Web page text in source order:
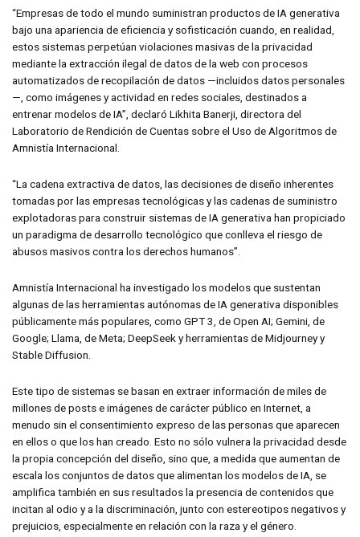
“Empresas de todo el mundo suministran productos de IA generativa
bajo una apariencia de eficiencia y sofisticación cuando, en realidad,
estos sistemas perpetúan violaciones masivas de la privacidad
mediante la extracción ilegal de datos de la web con procesos
automatizados de recopilación de datos —incluidos datos personales
—, como imágenes y actividad en redes sociales, destinados a
entrenar modelos de IA”, declaró Likhita Banerji, directora del
Laboratorio de Rendición de Cuentas sobre el Uso de Algoritmos de
Amnistía Internacional.
“La cadena extractiva de datos, las decisiones de diseño inherentes
tomadas por las empresas tecnológicas y las cadenas de suministro
explotadoras para construir sistemas de IA generativa han propiciado
un paradigma de desarrollo tecnológico que conlleva el riesgo de
abusos masivos contra los derechos humanos”.
Amnistía Internacional ha investigado los modelos que sustentan
algunas de las herramientas autónomas de IA generativa disponibles
públicamente más populares, como GPT 3, de Open AI; Gemini, de
Google; Llama, de Meta; DeepSeek y herramientas de Midjourney y
Stable Diffusion.
Este tipo de sistemas se basan en extraer información de miles de
millones de posts e imágenes de carácter público en Internet, a
menudo sin el consentimiento expreso de las personas que aparecen
en ellos o que los han creado. Esto no sólo vulnera la privacidad desde
la propia concepción del diseño, sino que, a medida que aumentan de
escala los conjuntos de datos que alimentan los modelos de IA, se
amplifica también en sus resultados la presencia de contenidos que
incitan al odio y a la discriminación, junto con estereotipos negativos y
prejuicios, especialmente en relación con la raza y el género.